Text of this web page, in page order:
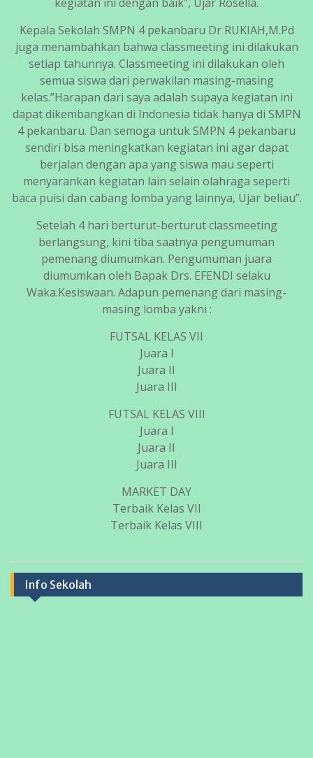
Kepala Sekolah SMPN 4 pekanbaru Dr RUKIAH,M.Pd
juga menambahkan bahwa classmeeting ini dilakukan
setiap tahunnya. Classmeeting ini dilakukan oleh
semua siswa dari perwakilan masing-masing
kelas.”Harapan dari saya adalah supaya kegiatan ini
dapat dikembangkan di Indonesia tidak hanya di SMPN
4 pekanbaru. Dan semoga untuk SMPN 4 pekanbaru
sendiri bisa meningkatkan kegiatan ini agar dapat
berjalan dengan apa yang siswa mau seperti
menyarankan kegiatan lain selain olahraga seperti
baca puisi dan cabang lomba yang lainnya, Ujar beliau”.
Setelah 4 hari berturut-berturut classmeeting
berlangsung, kini tiba saatnya pengumuman
pemenang diumumkan. Pengumuman juara
diumumkan oleh Bapak Drs. EFENDI selaku
Waka.Kesiswaan. Adapun pemenang dari masing-
masing lomba yakni :
FUTSAL KELAS VII
Juara I
Juara II
Juara III
FUTSAL KELAS VIII
Juara I
Juara II
Juara III
MARKET DAY
Terbaik Kelas VII
Terbaik Kelas VIII
Info Sekolah